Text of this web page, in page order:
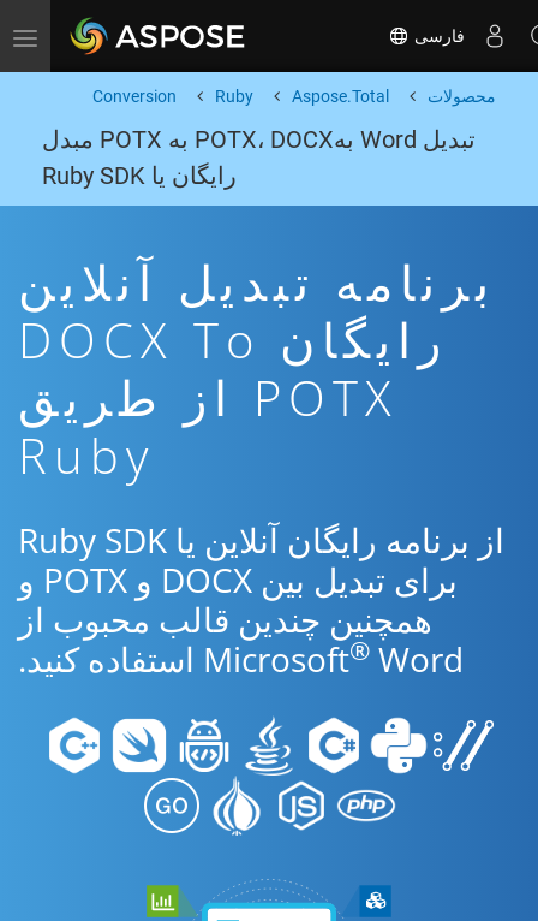
Toggle navigation فارسی
محصولات Aspose.Total
Ruby
Conversion
تبدیل Word بهPOTX، DOCX به POTX مبدل
رایگان یا Ruby SDK
برنامه تبدیل آنلاین
رایگان DOCX To
POTX از طریق
Ruby
از برنامه رایگان آنلاین یا Ruby SDK
برای تبدیل بین DOCX و POTX و
همچنین چندین قالب محبوب از
Microsoft® Word استفاده کنید.